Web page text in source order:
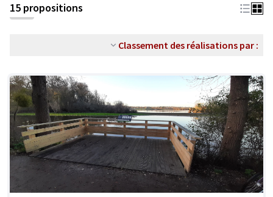
15 propositions
Classement des réalisations par :